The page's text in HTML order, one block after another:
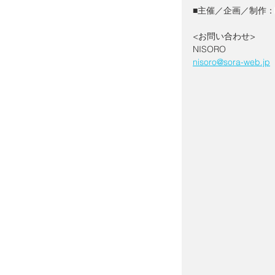
■主催／企画／制作
<お問い合わせ>
NISORO
nisoro@sora-web.jp